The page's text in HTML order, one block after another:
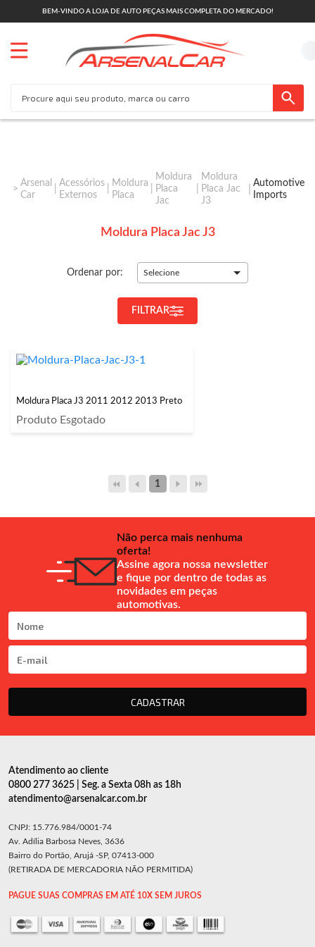
BEM-VINDO A LOJA DE AUTO PEÇAS MAIS COMPLETA DO MERCADO!
Arsenal
Car
Acessórios
Externos
Moldura
Placa
Moldura
Placa
Jac
Moldura
Placa Jac
J3
Automotive
Imports
Moldura Placa Jac J3
Ordenar por: Selecione
FILTRAR
Moldura Placa J3 2011 2012 2013 Preto
Produto Esgotado
1
Não perca mais nenhuma
oferta!
Assine agora nossa newsletter
e fique por dentro de todas as
novidades em peças
automotivas.
CADASTRAR
Atendimento ao cliente
0800 277 3625 | Seg. a Sexta 08h as 18h
atendimento@arsenalcar.com.br
CNPJ: 15.776.984/0001-74
Av. Adília Barbosa Neves, 3636
Bairro do Portão, Arujá -SP, 07413-000
(RETIRADA DE MERCADORIA NÃO PERMITIDA)
PAGUE SUAS COMPRAS EM ATÉ 10X SEM JUROS